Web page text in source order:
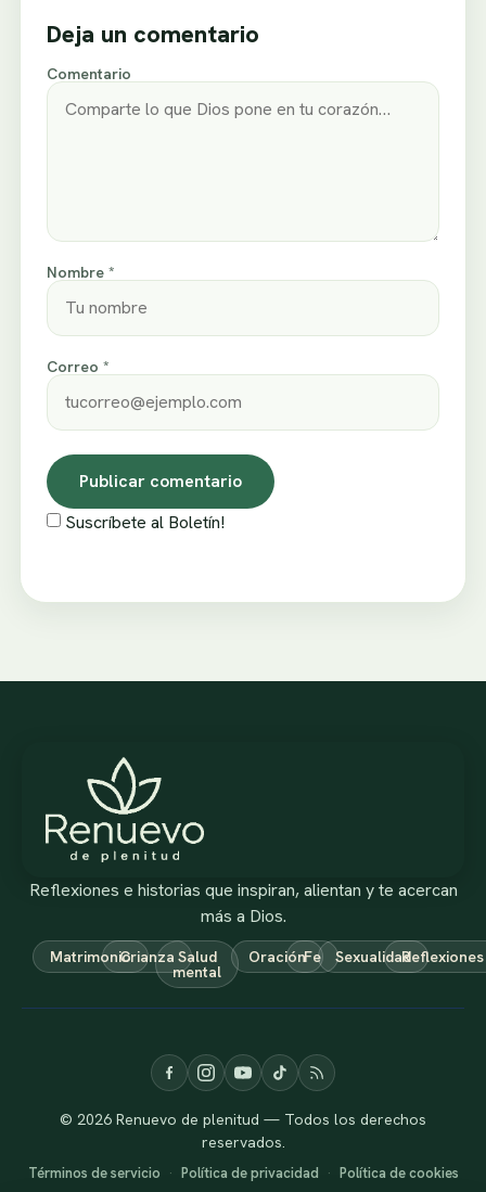
Deja un comentario
Comentario
Nombre *
Correo *
Suscríbete al Boletín!
Reflexiones e historias que inspiran, alientan y te acercan
más a Dios.
MatrimonioCrianza Salud
mental
OraciónFe SexualidadReflexiones
© 2026 Renuevo de plenitud — Todos los derechos
reservados.
Términos de servicio · Política de privacidad · Política de cookies